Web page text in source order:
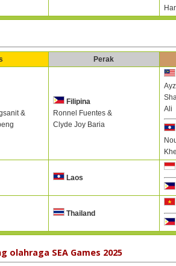
Perak
&
Filipina
Ronnel Fuentes &
Clyde Joy Baria
Ali
Laos
Thailand
olahraga SEA Games 2025